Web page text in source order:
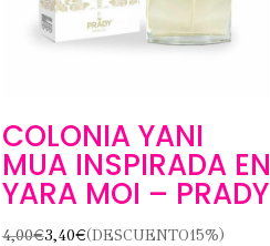
COLONIA YANI
MUA INSPIRADA EN
YARA MOI – PRADY
4,00€3,40€(DESCUENTO15%)